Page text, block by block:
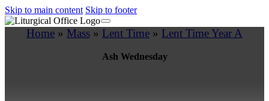
Skip to main content Skip to footer
Home » Mass » Lent Time » Lent Time Year A
Ash Wednesday